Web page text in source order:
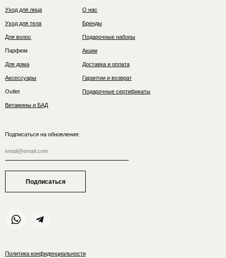
Политика конфиденциальности
Уход для лица
Уход для тела
Для волос
Парфюм
Для дома
Аксессуары
Outlet
Витамины и БАД
О нас
Бренды
Подарочные наборы
Акции
Доставка и оплата
Гарантии и возврат
Подарочные сертификаты
Подписаться на обновления:
Подписаться